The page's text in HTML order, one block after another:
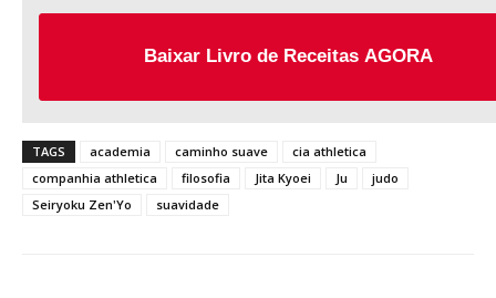
Baixar Livro de Receitas AGORA
TAGS academia caminho suave
cia athletica
companhia athletica
filosofia Jita Kyoei Ju
judo
Seiryoku Zen'Yo
suavidade